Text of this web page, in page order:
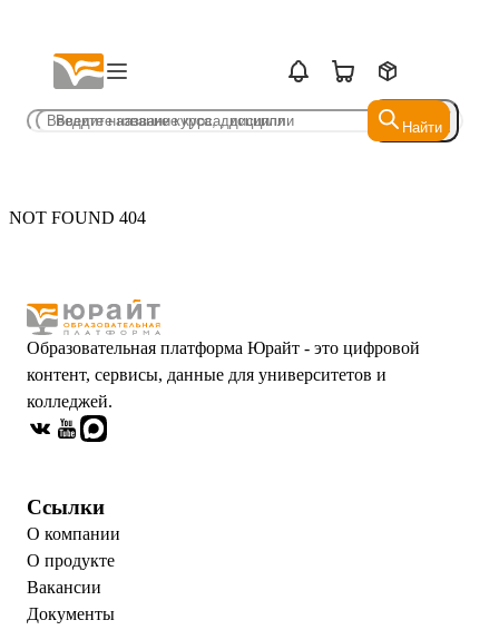
Найти
Найти
NOT FOUND 404
Образовательная платформа Юрайт - это цифровой
контент, сервисы, данные для университетов и
колледжей.
Ссылки
О компании
О продукте
Вакансии
Документы